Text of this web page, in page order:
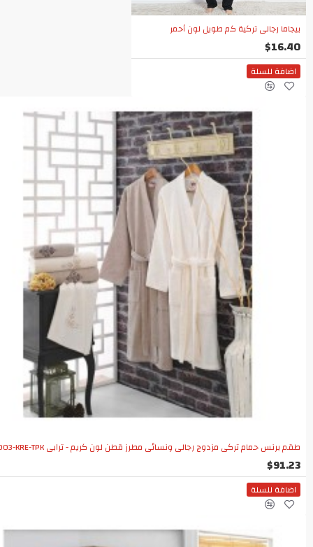
بيجاما رجالي تركية كم طويل لون أحمر
$16.40
اضافة للسلة
طقم برنس حمام تركي مزدوج رجالي ونسائي مطرز قطن لون كريم - ترابي CT-5501003-KRE-TPK
$91.23
اضافة للسلة